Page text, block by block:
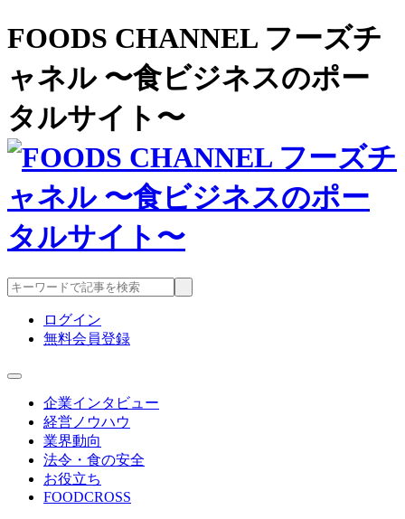
FOODS CHANNEL フーズチ
ャネル 〜食ビジネスのポー
タルサイト〜
ログイン
無料会員登録
企業インタビュー
経営ノウハウ
業界動向
法令・食の安全
お役立ち
FOODCROSS